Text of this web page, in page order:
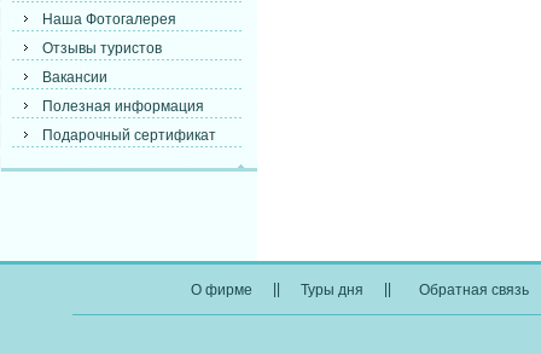
Наша Фотогалерея
Отзывы туристов
Вакансии
Полезная информация
Подарочный сертификат
О фирме Туры дня Обратная связь